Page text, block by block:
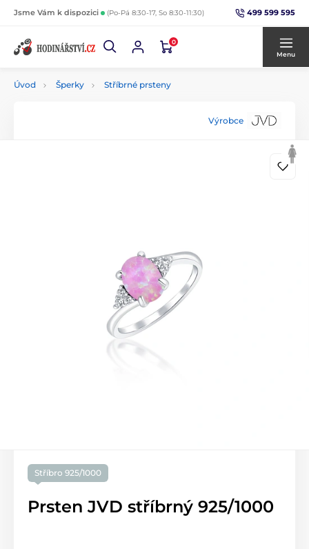
Jsme Vám k dispozici (Po-Pá 8:30-17, So 8:30-11:30) 499 599 595
0
Menu
Úvod Šperky Stříbrné prsteny
Výrobce
Stříbro 925/1000
Prsten JVD stříbrný 925/1000